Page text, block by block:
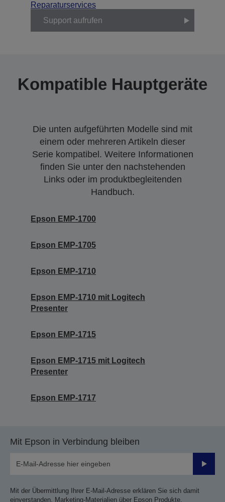
Reparaturservices
Support aufrufen
Kompatible Hauptgeräte
Die unten aufgeführten Modelle sind mit
einem oder mehreren Artikeln dieser
Serie kompatibel. Weitere Informationen
finden Sie unter den nachstehenden
Links oder im produktbegleitenden
Handbuch.
Epson EMP-1700
Epson EMP-1705
Epson EMP-1710
Epson EMP-1710 mit Logitech
Presenter
Epson EMP-1715
Epson EMP-1715 mit Logitech
Presenter
Epson EMP-1717
Mit Epson in Verbindung bleiben
Mit der Übermittlung Ihrer E-Mail-Adresse erklären Sie sich damit
einverstanden, Marketing-Materialien über Epson Produkte,